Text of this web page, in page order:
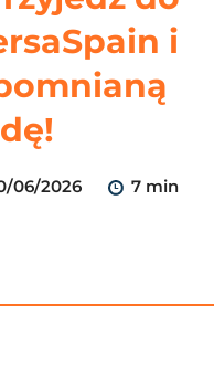
i
06/2026 7 min